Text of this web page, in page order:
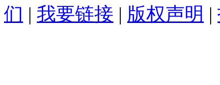
们 | 我要链接 | 版权声明 |